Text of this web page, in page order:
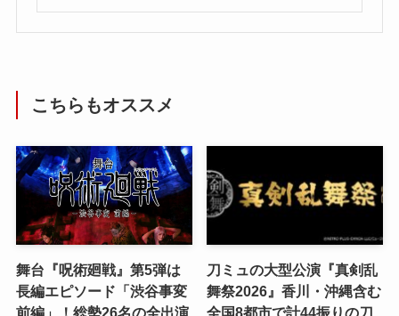
こちらもオススメ
舞台『呪術廻戦』第5弾は
長編エピソード「渋谷事変
刀ミュの大型公演『真剣乱
舞祭2026』香川・沖縄含む